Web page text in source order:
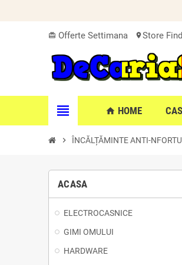
card_giftcard Offerte Settimana location_onStore
view_headline home HOME
chevron_right ÎNCĂLȚĂMINTE ANTI-
ACASA
ELECTROCASNICE
GIMI OMULUI
HARDWARE